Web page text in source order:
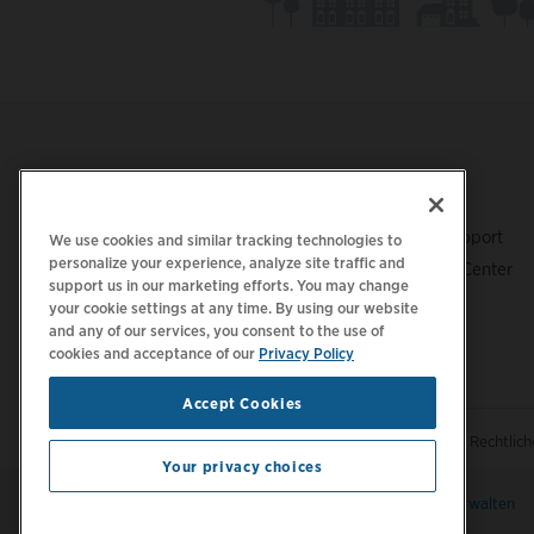
ChargePoint-Support
Fahrer-Support Center
Trust Center
Datenschutzrichtlinie | Ihre Datenschutzoptionen
E-Mail-Einstellungen verwalten
We use cookies and similar tracking technologies to
personalize your experience, analyze site traffic and
support us in our marketing efforts. You may change
your cookie settings at any time. By using our website
and any of our services, you consent to the use of
cookies and acceptance of our Privacy Policy
Accept Cookies
Your privacy choices